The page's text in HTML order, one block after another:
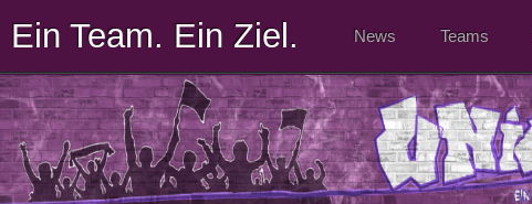
Ein Team. Ein Ziel. News Teams